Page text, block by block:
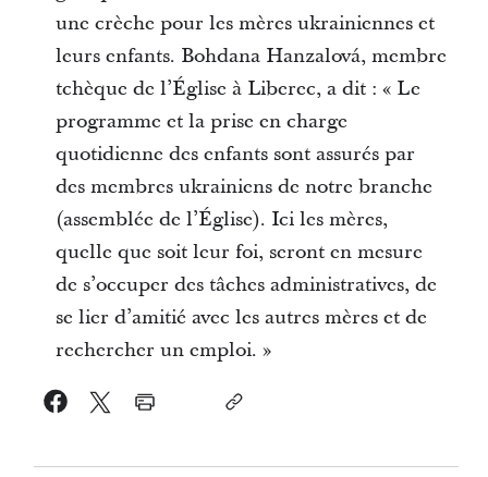
une crèche pour les mères ukrainiennes et
leurs enfants. Bohdana Hanzalová, membre
tchèque de l’Église à Liberec, a dit : « Le
programme et la prise en charge
quotidienne des enfants sont assurés par
des membres ukrainiens de notre branche
(assemblée de l’Église). Ici les mères,
quelle que soit leur foi, seront en mesure
de s’occuper des tâches administratives, de
se lier d’amitié avec les autres mères et de
rechercher un emploi. »